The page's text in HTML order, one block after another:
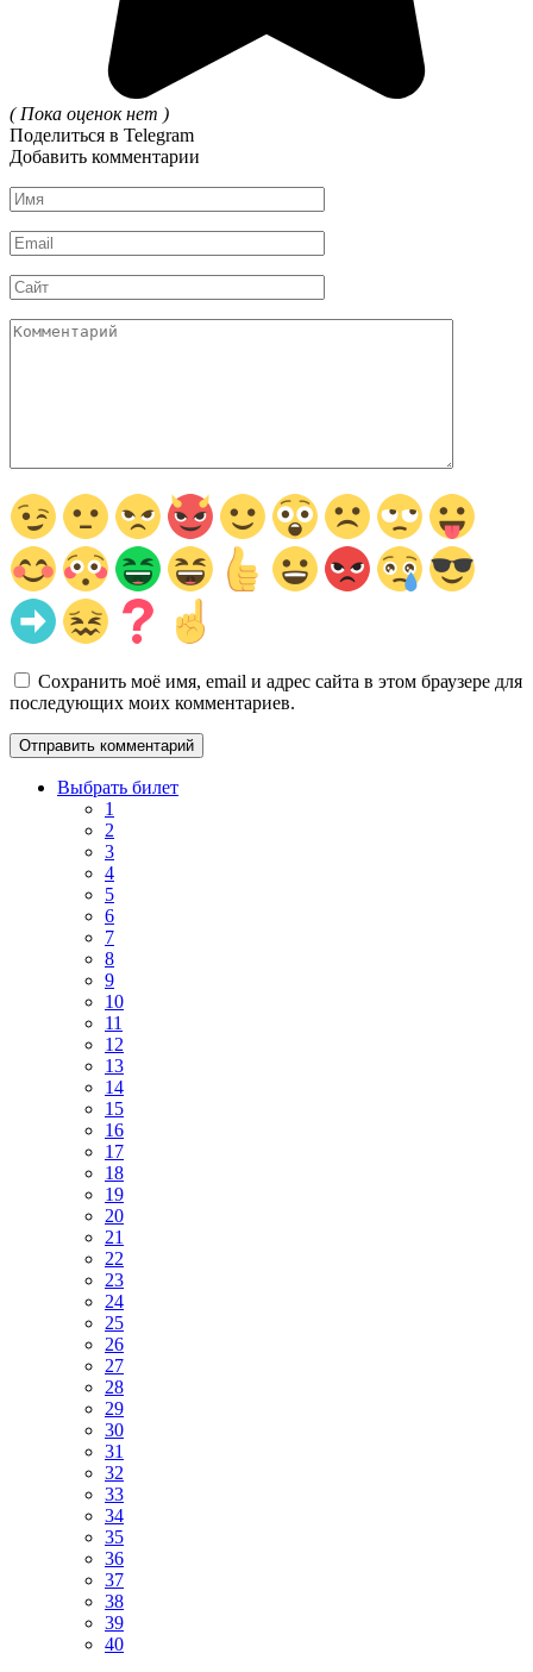
( Пока оценок нет )
Поделиться в Telegram
Добавить комментарии
Имя
*
Email
*
Сайт
Комментарий
Сохранить моё имя, email и адрес сайта в этом браузере для
последующих моих комментариев.
Выбрать билет
1
2
3
4
5
6
7
8
9
10
11
12
13
14
15
16
17
18
19
20
21
22
23
24
25
26
27
28
29
30
31
32
33
34
35
36
37
38
39
40